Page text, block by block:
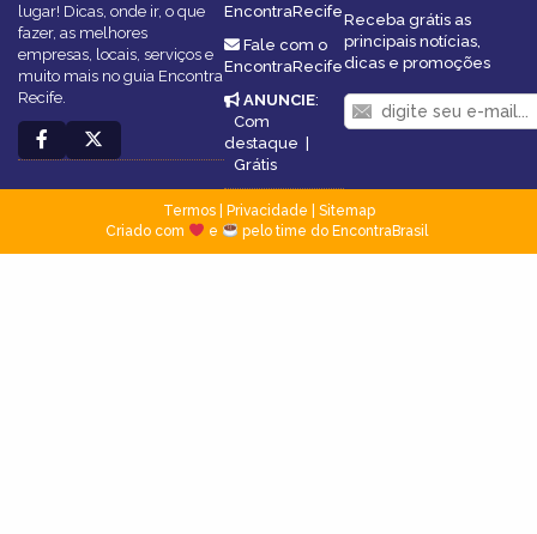
lugar! Dicas, onde ir, o que
fazer, as melhores
empresas, locais, serviços e
muito mais no guia Encontra
Recife.
EncontraRecife
Fale com o
EncontraRecife
ANUNCIE:
Com
destaque
Grátis
Receba grátis as
principais notícias,
dicas e promoções
Termos| Privacidade
Sitemap
Criado com
e pelo time do EncontraBrasil